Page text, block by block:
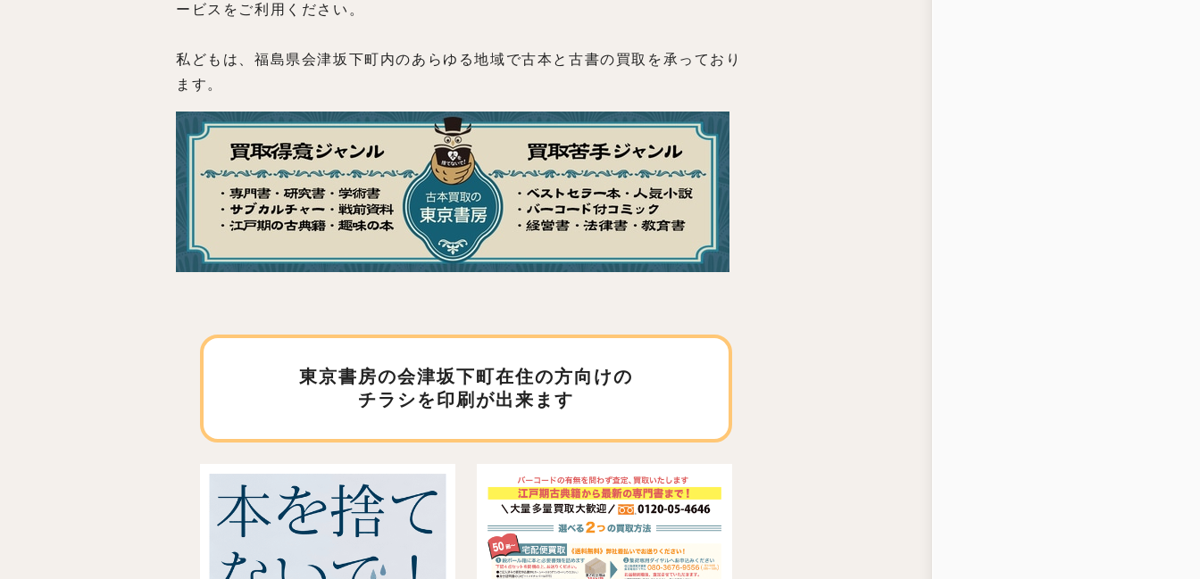
ービスをご利用ください。
私どもは、福島県会津坂下町内のあらゆる地域で古本と古書の買取を承っており
ます。
東京書房の会津坂下町在住の方向けの
チラシを印刷が出来ます